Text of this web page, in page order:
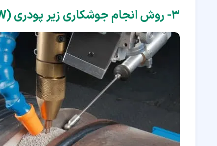
۳‏- روش انجام جوشکاری زیر پودری (SAW)